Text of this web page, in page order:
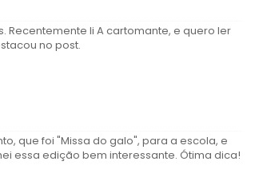
li A cartomante, e quero ler
no post.
que foi "Missa do galo", para a escola, e
essa edição bem interessante. Ótima dica!